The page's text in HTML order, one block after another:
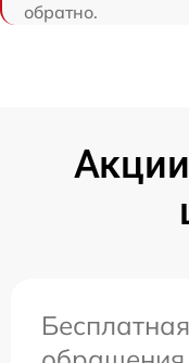
обратно.